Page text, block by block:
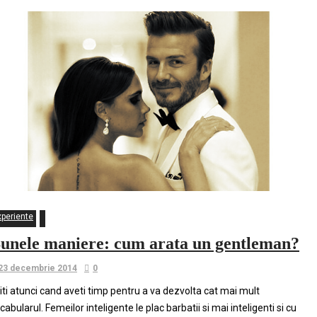
maniere: cum arata un gentleman?
decembrie 2014 0
atunci cand aveti timp pentru a va dezvolta cat mai mult
Femeilor inteligente le plac barbatii si mai inteligenti si cu